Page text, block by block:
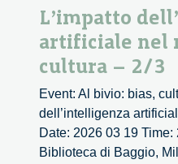
L’impatto
artificiale nel
cultura – 2/3
Event: Al bivio: bias,
dell’intelligenza
Date: 2026 03 19
Biblioteca di Baggio,